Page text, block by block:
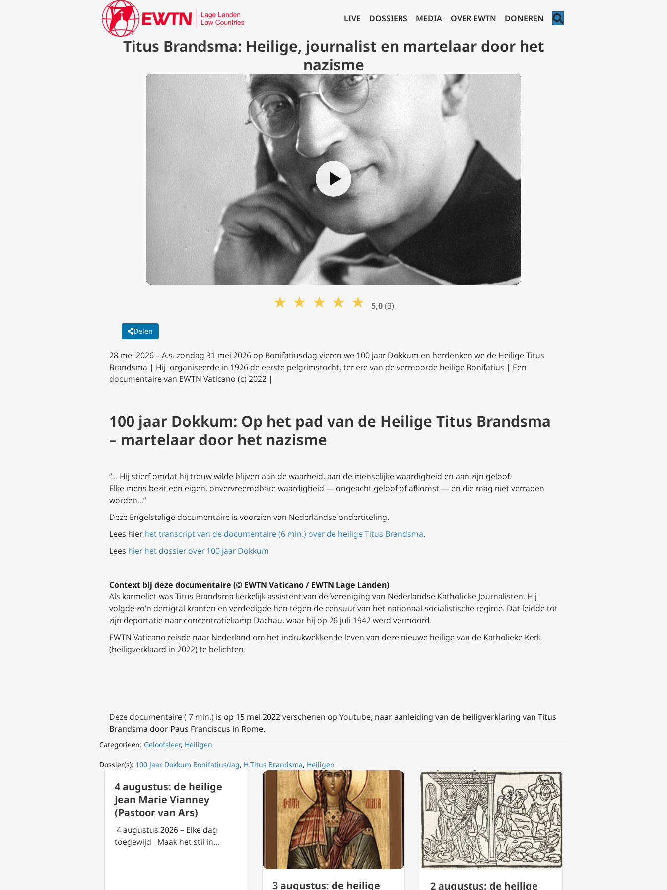
LIVE DOSSIERS MEDIA OVER EWTN DONEREN
Titus Brandsma: Heilige, journalist en martelaar door het
nazisme
★ ★ ★ ★ ★ 5,0(3)
Delen
28 mei 2026 – A.s. zondag 31 mei 2026 op Bonifatiusdag vieren we 100 jaar Dokkum en herdenken we de Heilige Titus
Brandsma | Hij organiseerde in 1926 de eerste pelgrimstocht, ter ere van de vermoorde heilige Bonifatius | Een
documentaire van EWTN Vaticano (c) 2022 |
100 jaar Dokkum: Op het pad van de Heilige Titus Brandsma
– martelaar door het nazisme
“… Hij stierf omdat hij trouw wilde blijven aan de waarheid, aan de menselijke waardigheid en aan zijn geloof.
Elke mens bezit een eigen, onvervreemdbare waardigheid — ongeacht geloof of afkomst — en die mag niet verraden
worden…”
Deze Engelstalige documentaire is voorzien van Nederlandse ondertiteling.
Lees hierhet transcript van de documentaire (6 min.) over de heilige Titus Brandsma.
Lees hier het dossier over 100 jaar Dokkum
Context bij deze documentaire (© EWTN Vaticano / EWTN Lage Landen)
Als karmeliet was Titus Brandsma kerkelijk assistent van de Vereniging van Nederlandse Katholieke Journalisten. Hij
volgde zo’n dertigtal kranten en verdedigde hen tegen de censuur van het nationaal‑socialistische regime. Dat leidde tot
zijn deportatie naar concentratiekamp Dachau, waar hij op 26 juli 1942 werd vermoord.
EWTN Vaticano reisde naar Nederland om het indrukwekkende leven van deze nieuwe heilige van de Katholieke Kerk
(heiligverklaard in 2022) te belichten.
Deze documentaire ( 7 min.) is op 15 mei 2022verschenen op Youtube, naar aanleiding van de heiligverklaring van Titus
Brandsma door Paus Franciscus in Rome.
Categorieën: Geloofsleer, Heiligen
Dossier(s): 100 Jaar Dokkum Bonifatiusdag, H.Titus Brandsma, Heiligen
4 augustus: de heilige
Jean Marie Vianney
(Pastoor van Ars)
4 augustus 2026 – Elke dag
toegewijd Maak het stil in…
3 augustus: de heilige
2 augustus: de heilige